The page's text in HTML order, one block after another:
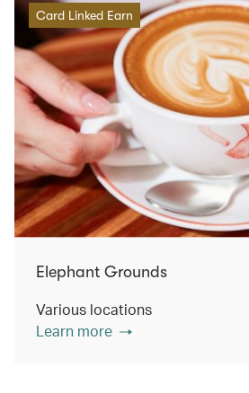
Card Linked Earn
Elephant Grounds
Various locations
Learn more